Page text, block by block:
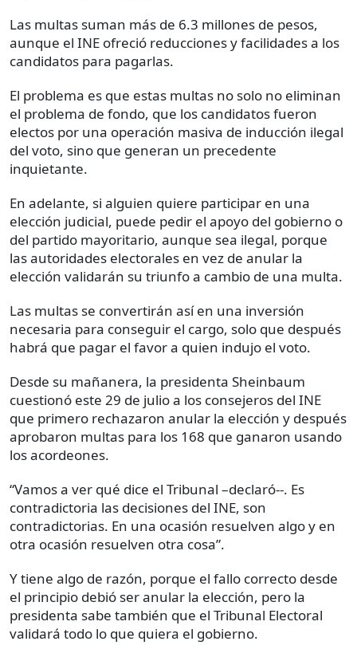
Las multas suman más de 6.3 millones de pesos,
aunque el INE ofreció reducciones y facilidades a los
candidatos para pagarlas.
El problema es que estas multas no solo no eliminan
el problema de fondo, que los candidatos fueron
electos por una operación masiva de inducción ilegal
del voto, sino que generan un precedente
inquietante.
En adelante, si alguien quiere participar en una
elección judicial, puede pedir el apoyo del gobierno o
del partido mayoritario, aunque sea ilegal, porque
las autoridades electorales en vez de anular la
elección validarán su triunfo a cambio de una multa.
Las multas se convertirán así en una inversión
necesaria para conseguir el cargo, solo que después
habrá que pagar el favor a quien indujo el voto.
Desde su mañanera, la presidenta Sheinbaum
cuestionó este 29 de julio a los consejeros del INE
que primero rechazaron anular la elección y después
aprobaron multas para los 168 que ganaron usando
los acordeones.
“Vamos a ver qué dice el Tribunal –declaró--. Es
contradictoria las decisiones del INE, son
contradictorias. En una ocasión resuelven algo y en
otra ocasión resuelven otra cosa”.
Y tiene algo de razón, porque el fallo correcto desde
el principio debió ser anular la elección, pero la
presidenta sabe también que el Tribunal Electoral
validará todo lo que quiera el gobierno.